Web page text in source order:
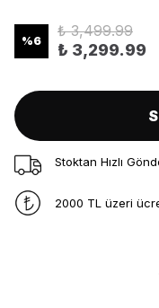
%6
₺ 3,499.99
₺ 3,299.99
Stoktan Hızlı
2000 TL üzeri